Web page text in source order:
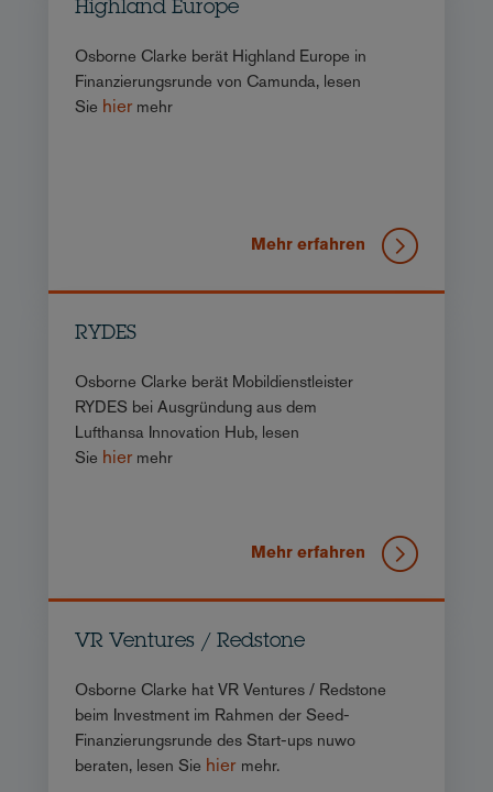
Highland Europe
Osborne Clarke berät Highland Europe in
Finanzierungsrunde von Camunda, lesen
Sie hiermehr
Mehr erfahren
RYDES
Osborne Clarke berät Mobildienstleister
RYDES bei Ausgründung aus dem
Lufthansa Innovation Hub, lesen
Sie hiermehr
Mehr erfahren
VR Ventures / Redstone
Osborne Clarke hat VR Ventures / Redstone
beim Investment im Rahmen der Seed-
Finanzierungsrunde des Start-ups nuwo
beraten, lesen Sie hier mehr.